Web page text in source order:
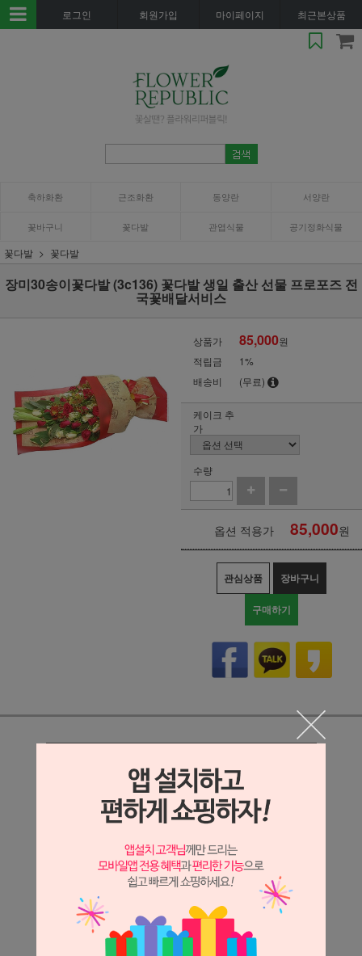
로그인 회원가입 마이페이지 최근본상품
축하화환 근조화환 동양란 서양란
꽃바구니 꽃다발 관엽식물 공기정화식물
꽃다발 꽃다발
장미30송이꽃다발 (3c136) 꽃다발 생일 출산 선물 프로포즈 전
국꽃배달서비스
상품가 85,000원
적립금
1%
배송비
(무료)
케이크 추
가
수량
옵션 적용가 85,000원
관심상품 장바구니
구매하기
상세 정보를 확대해 보실 수 있습니다.
※ 필독해주세요 ※
장미는 시세 변동에 따라 가격이 달라질 수 있으니
문의 후 주문 바랍니다.